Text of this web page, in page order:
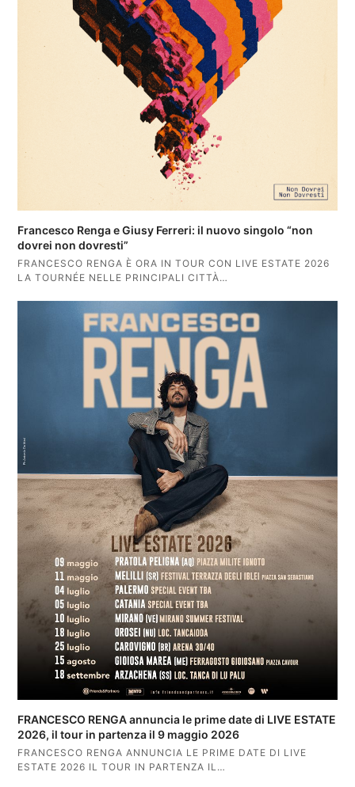
Francesco Renga e Giusy Ferreri: il nuovo singolo “non
dovrei non dovresti”
FRANCESCO RENGA È ORA IN TOUR CON LIVE ESTATE 2026
LA TOURNÉE NELLE PRINCIPALI CITTÀ…
FRANCESCO RENGA annuncia le prime date di LIVE ESTATE
2026, il tour in partenza il 9 maggio 2026
FRANCESCO RENGA ANNUNCIA LE PRIME DATE DI LIVE
ESTATE 2026 IL TOUR IN PARTENZA IL…